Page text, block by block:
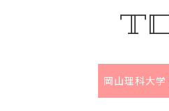
岡山理科大